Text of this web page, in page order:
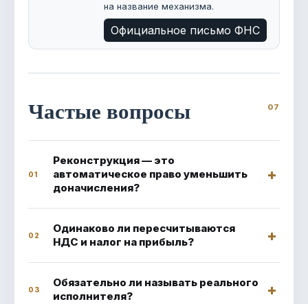
на название механизма.
Официальное письмо ФНС
Частые вопросы
01
Реконструкция — это
автоматическое право уменьшить
доначисления?
02
Одинаково ли пересчитываются
НДС и налог на прибыль?
03
Обязательно ли называть реального
исполнителя?